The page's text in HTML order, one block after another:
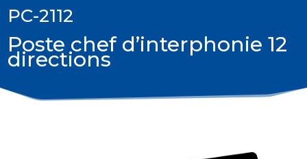
PC-2112
Poste chef d’interphonie 12
directions